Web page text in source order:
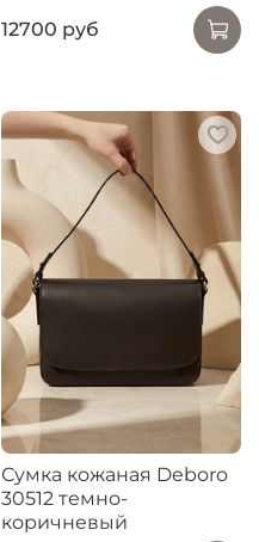
12700 руб
Сумка кожаная Deboro
30512 темно-
коричневый